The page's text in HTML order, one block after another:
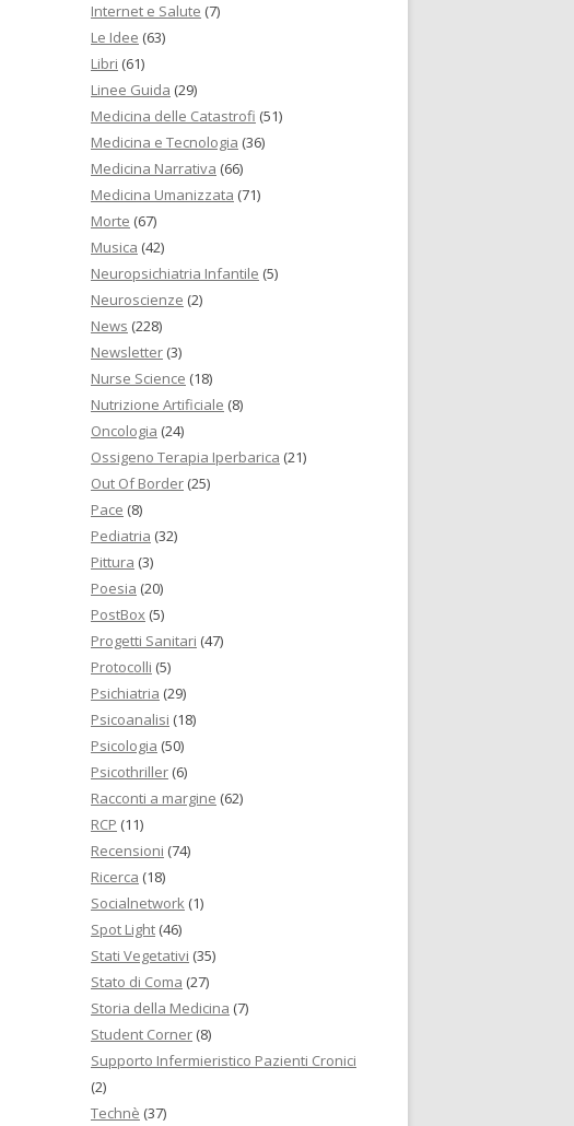
Internet e Salute (7)
Le Idee (63)
Libri (61)
Linee Guida (29)
Medicina delle Catastrofi (51)
Medicina e Tecnologia (36)
Medicina Narrativa (66)
Medicina Umanizzata (71)
Morte (67)
Musica (42)
Neuropsichiatria Infantile (5)
Neuroscienze (2)
News (228)
Newsletter (3)
Nurse Science (18)
Nutrizione Artificiale (8)
Oncologia (24)
Ossigeno Terapia Iperbarica (21)
Out Of Border (25)
Pace (8)
Pediatria (32)
Pittura (3)
Poesia (20)
PostBox (5)
Progetti Sanitari (47)
Protocolli (5)
Psichiatria (29)
Psicoanalisi (18)
Psicologia (50)
Psicothriller (6)
Racconti a margine (62)
RCP (11)
Recensioni (74)
Ricerca (18)
Socialnetwork (1)
Spot Light (46)
Stati Vegetativi (35)
Stato di Coma (27)
Storia della Medicina (7)
Student Corner (8)
Supporto Infermieristico Pazienti Cronici
(2)
Technè (37)